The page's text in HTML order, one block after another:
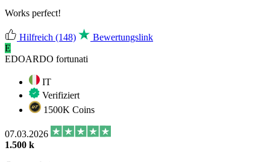
Works perfect!
Hilfreich (148)
Bewertungslink
E
EDOARDO fortunati
IT
Verifiziert
1500K Coins
07.03.2026
1.500 k